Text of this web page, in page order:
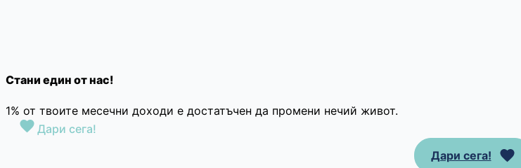
Стани един от нас!
1% от твоите месечни доходи е достатъчен да промени нечий живот.
Дари сега!
Дари сега!